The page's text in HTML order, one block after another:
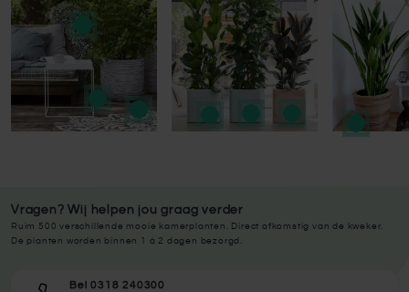
Vragen? Wij helpen jou graag verder
Ruim 500 verschillende mooie kamerplanten. Direct afkomstig van de kweker.
De planten worden binnen 1 à 2 dagen bezorgd.
Bel 0318 240300